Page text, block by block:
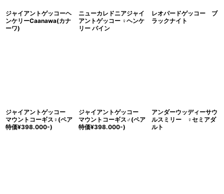
ジャイアントゲッコーヘ
ンケリーCaanawa(カナ
ーワ)
ニューカレドニアジャイ
アントゲッコー ♀ヘンケ
リー パイン
レオパードゲッコー ブ
ラックナイト
ジャイアントゲッコー
マウントコーギス♀(ペア
特価¥398.000-)
ジャイアントゲッコー
マウントコーギス♂(ペア
特価¥398.000-)
アンダーウッディーサウ
ルスミリー ♀セミアダ
ルト